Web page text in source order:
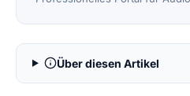
Über diesen Artikel